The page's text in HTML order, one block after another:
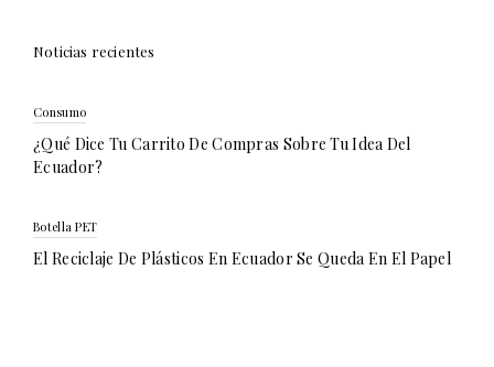
Noticias recientes
Consumo
¿Qué Dice Tu Carrito De Compras Sobre Tu Idea Del
Ecuador?
Botella PET
El Reciclaje De Plásticos En Ecuador Se Queda En El Papel